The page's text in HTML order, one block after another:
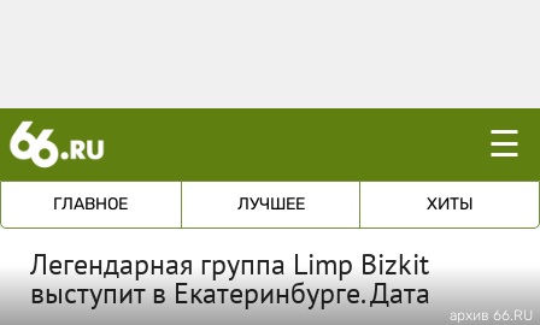
☰
ГЛАВНОЕ ЛУЧШЕЕ ХИТЫ
Легендарная группа Limp Bizkit
выступит в Екатеринбурге. Дата
архив 66.RU